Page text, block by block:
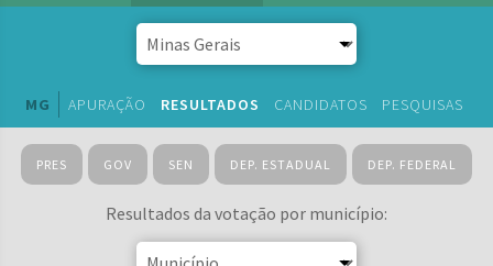
MG APURAÇÃO RESULTADOS CANDIDATOS PESQUISAS
PRES GOV SEN DEP. ESTADUAL DEP. FEDERAL
Resultados da votação por município: